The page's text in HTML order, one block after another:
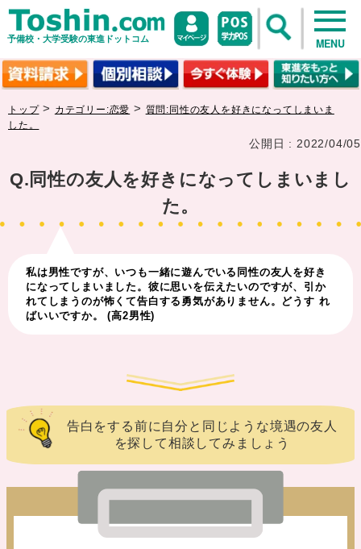
予備校・大学受験の東進ドットコム MENU
トップ> カテゴリー:恋愛 > 質問:同性の友人を好きになってしまいま
した。
公開日 : 2022/04/05
Q.同性の友人を好きになってしまいまし
た。
私は男性ですが、いつも一緒に遊んでいる同性の友人を好き
になってしまいました。彼に思いを伝えたいのですが、引か
れてしまうのが怖くて告白する勇気がありません。どうす れ
ばいいですか。 (高2男性)
告白をする前に自分と同じような境遇の友人
を探して相談してみましょう